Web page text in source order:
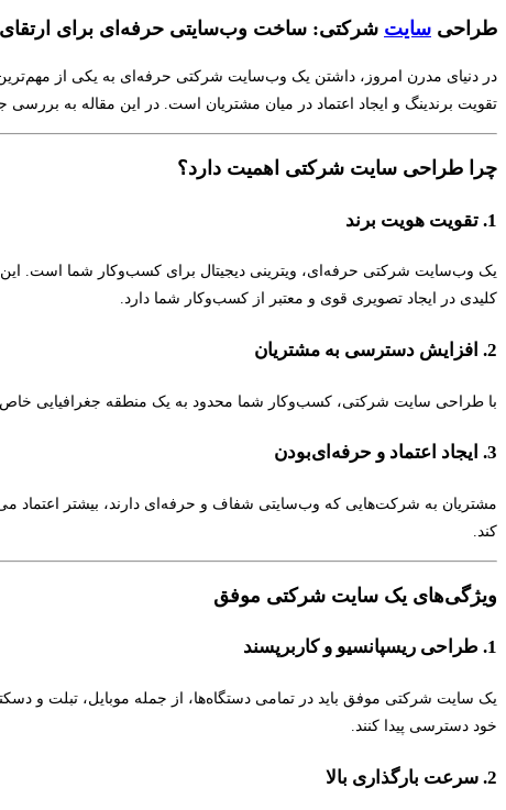
طراحی سایت شرکتی: ساخت وب‌سایتی حرفه‌ای برای
در دنیای مدرن امروز، داشتن یک وب‌سایت شرکتی حرفه‌ای به یکی از
تقویت برندینگ و ایجاد اعتماد در میان مشتریان است. در این مقاله به
چرا طراحی سایت شرکتی اهمیت دارد؟
1. تقویت هویت برند
یک وب‌سایت شرکتی حرفه‌ای، ویترینی دیجیتال برای کسب‌وکار شما است.
کلیدی در ایجاد تصویری قوی و معتبر از کسب‌وکار شما دارد.
2. افزایش دسترسی به مشتریان
با طراحی سایت شرکتی، کسب‌وکار شما محدود به یک منطقه جغرافیایی
3. ایجاد اعتماد و حرفه‌ای‌بودن
مشتریان به شرکت‌هایی که وب‌سایتی شفاف و حرفه‌ای دارند، بیشتر اعتماد
کند.
ویژگی‌های یک سایت شرکتی موفق
1. طراحی ریسپانسیو و کاربرپسند
یک سایت شرکتی موفق باید در تمامی دستگاه‌ها، از جمله موبایل، تبلت و
خود دسترسی پیدا کنند.
2. سرعت بارگذاری بالا